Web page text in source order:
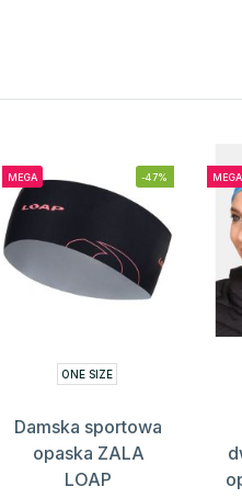
MEGA -47%
ONE SIZE
Damska sportowa
opaska ZALA
LOAP
MEGA